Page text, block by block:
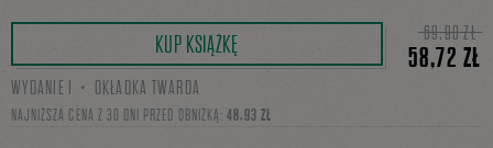
TweetnijPodziel
się
KUP KSIĄŻKĘ 69,90 ZŁ
58,72 ZŁ
WYDANIE I・OKŁADKA TWARDA
NAJNIŻSZA CENA Z 30 DNI PRZED OBNIŻKĄ: 48,93 ZŁ